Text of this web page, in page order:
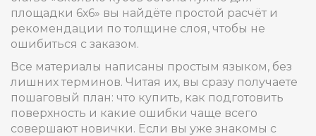
площадки 6х6» вы найдёте простой расчёт и
рекомендации по толщине слоя, чтобы не
ошибиться с заказом.
Все материалы написаны простым языком, без
лишних терминов. Читая их, вы сразу получаете
пошаговый план: что купить, как подготовить
поверхность и какие ошибки чаще всего
совершают новички. Если вы уже знакомы с